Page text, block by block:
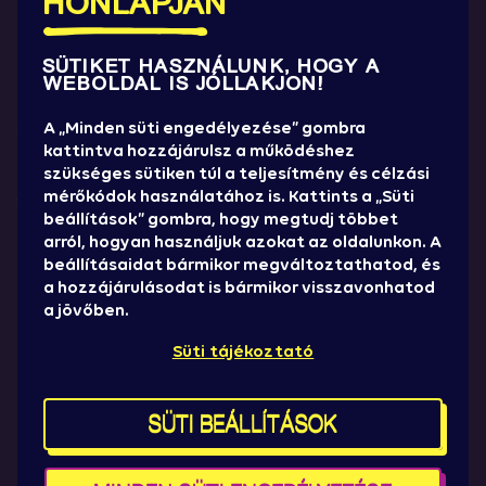
pedagógus és közösség dolgozik nap mint nap azon,
közegeket teremtsen számukra, és tartós változást
érjen el az életükben.
A SZociety a Sziget kezdeményezése, amely a
fiatalok mentális egészségének támogatását tűzte
ki céljául. Egész évben összekapcsolja azokat, akik
változást szeretnének elérni: felhívja a figyelmet a
mentális jóllét fontosságára, közösséget épít, és
élményekkel támogatja a 12–30 éves fiatalok jóllétét
segítő kezdeményezéseket.
Mert azok, akik maguk is kapnak figyelmet,
távon másokat is jobban tudnak támogatni – és egy
következő generáció számára.
Csatlakozz a SZociety közösségéhez!
Legyél civil szervezet, szakember, nagykövet vagy
SÜTIKET HASZNÁLUNK, HOGY A
WEBOLDAL IS JÓLLAKJON!
A „Minden süti engedélyezése” gombra
kattintva hozzájárulsz a működéshez
szükséges sütiken túl a teljesítmény és célzási
mérőkódok használatához is. Kattints a „Süti
beállítások” gombra, hogy megtudj többet
arról, hogyan használjuk azokat az oldalunkon. A
beállításaidat bármikor megváltoztathatod, és
a hozzájárulásodat is bármikor visszavonhatod
a jövőben.
Süti tájékoztató
SÜTI BEÁLLÍTÁSOK